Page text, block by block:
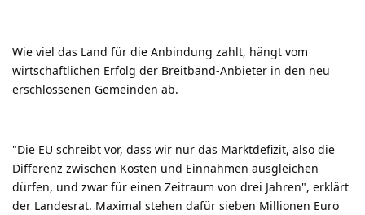
Wie viel das Land für die Anbindung zahlt, hängt vom
wirtschaftlichen Erfolg der Breitband-Anbieter in den neu
erschlossenen Gemeinden ab.
"Die EU schreibt vor, dass wir nur das Marktdefizit, also die
Differenz zwischen Kosten und Einnahmen ausgleichen
dürfen, und zwar für einen Zeitraum von drei Jahren", erklärt
der Landesrat. Maximal stehen dafür sieben Millionen Euro